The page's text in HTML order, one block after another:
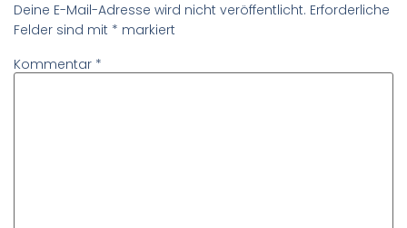
Deine E-Mail-Adresse wird nicht veröffentlicht. Erforderliche
Felder sind mit * markiert
Kommentar *